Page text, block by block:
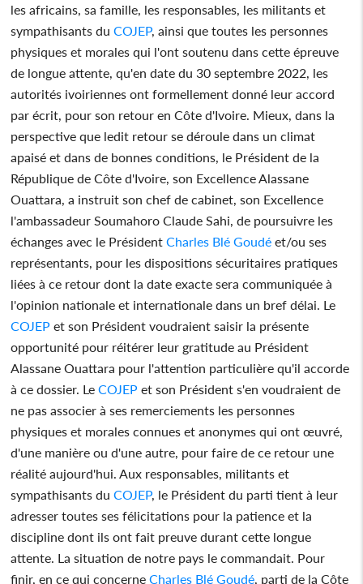
les africains, sa famille, les responsables, les militants et
sympathisants duCOJEP, ainsi que toutes les personnes
physiques et morales qui l'ont soutenu dans cette épreuve
de longue attente, qu'en date du 30 septembre 2022, les
autorités ivoiriennes ont formellement donné leur accord
par écrit, pour son retour en Côte d'Ivoire. Mieux, dans la
perspective que ledit retour se déroule dans un climat
apaisé et dans de bonnes conditions, le Président de la
République de Côte d'Ivoire, son Excellence Alassane
Ouattara, a instruit son chef de cabinet, son Excellence
l'ambassadeur Soumahoro Claude Sahi, de poursuivre les
échanges avec le PrésidentCharles Blé Goudé et/ou ses
représentants, pour les dispositions sécuritaires pratiques
liées à ce retour dont la date exacte sera communiquée à
l'opinion nationale et internationale dans un bref délai. Le
COJEP et son Président voudraient saisir la présente
opportunité pour réitérer leur gratitude au Président
Alassane Ouattara pour l'attention particulière qu'il accorde
à ce dossier. LeCOJEP et son Président s'en voudraient de
ne pas associer à ses remerciements les personnes
physiques et morales connues et anonymes qui ont œuvré,
d'une manière ou d'une autre, pour faire de ce retour une
réalité aujourd'hui. Aux responsables, militants et
sympathisants duCOJEP, le Président du parti tient à leur
adresser toutes ses félicitations pour la patience et la
discipline dont ils ont fait preuve durant cette longue
attente. La situation de notre pays le commandait. Pour
finir, en ce qui concerneCharles Blé Goudé , parti de la Côte